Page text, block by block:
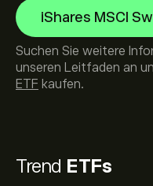
Trend ETFs
iShares MSCI
Suchen Sie weitere
unseren Leitfaden an
ETF kaufen.